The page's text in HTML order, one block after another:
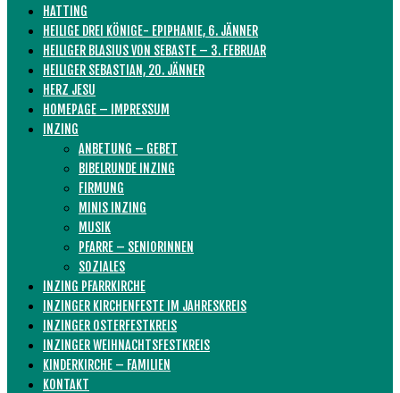
HATTING
HEILIGE DREI KÖNIGE- EPIPHANIE, 6. JÄNNER
HEILIGER BLASIUS VON SEBASTE – 3. FEBRUAR
HEILIGER SEBASTIAN, 20. JÄNNER
HERZ JESU
HOMEPAGE – IMPRESSUM
INZING
ANBETUNG – GEBET
BIBELRUNDE INZING
FIRMUNG
MINIS INZING
MUSIK
PFARRE – SENIORINNEN
SOZIALES
INZING PFARRKIRCHE
INZINGER KIRCHENFESTE IM JAHRESKREIS
INZINGER OSTERFESTKREIS
INZINGER WEIHNACHTSFESTKREIS
KINDERKIRCHE – FAMILIEN
KONTAKT